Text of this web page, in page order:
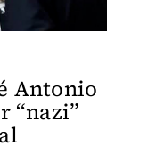
Antonio
“nazi”